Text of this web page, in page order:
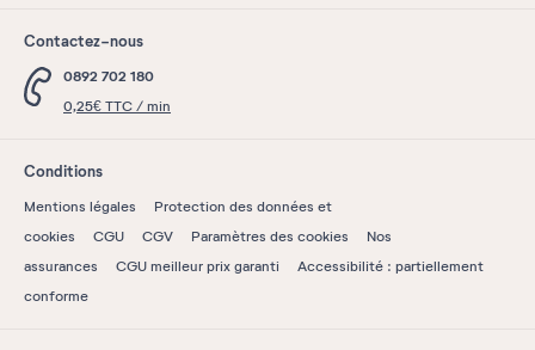
Contactez-nous
0892 702 180
0,25€ TTC / min
Conditions
Mentions légales
Protection des données et
cookies
CGU CGV Paramètres des cookies
Nos
assurances
CGU meilleur prix garanti
Accessibilité : partiellement
conforme